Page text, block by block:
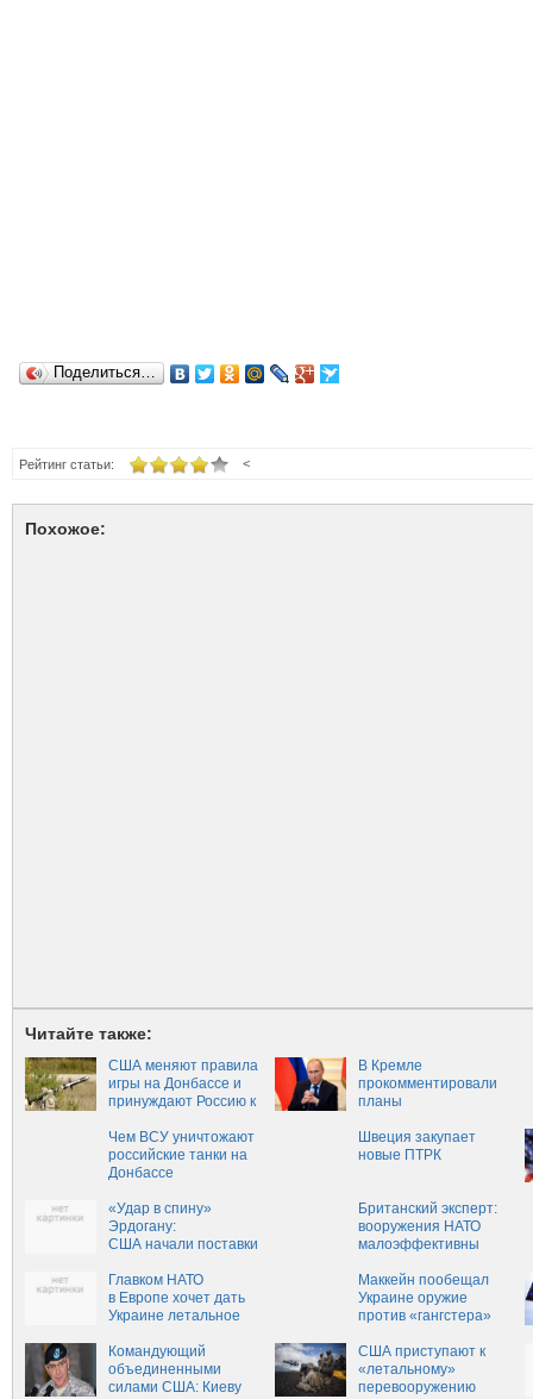
Поделиться…
<
Рейтинг статьи:
Похожое:
Читайте также:
США меняют правила
игры на Донбассе и
принуждают Россию к
В Кремле
прокомментировали
планы
оружия на Украину
Чем ВСУ уничтожают
российские танки на
Донбассе
Швеция закупает
новые ПТРК
«Удар в спину»
Эрдогану:
США начали поставки
оружия и
бронетехники курдам
Сирии
Британский эксперт:
вооружения НАТО
малоэффективны
Главком НАТО
в Европе хочет дать
Украине летальное
Маккейн пообещал
Украине оружие
против «гангстера»
Командующий
объединенными
силами США: Киеву
США приступают к
«летальному»
перевооружению